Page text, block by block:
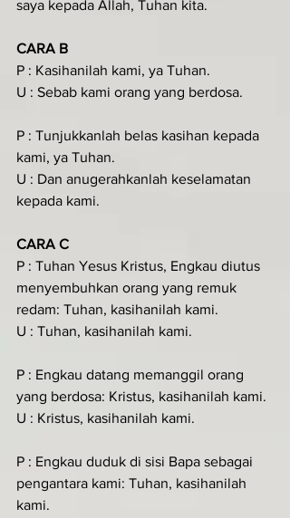
saya kepada Allah, Tuhan kita.
CARA B
P : Kasihanilah kami, ya Tuhan.
U : Sebab kami orang yang berdosa.
P : Tunjukkanlah belas kasihan kepada
kami, ya Tuhan.
U : Dan anugerahkanlah keselamatan
kepada kami.
CARA C
P : Tuhan Yesus Kristus, Engkau diutus
menyembuhkan orang yang remuk
redam: Tuhan, kasihanilah kami.
U : Tuhan, kasihanilah kami.
P : Engkau datang memanggil orang
yang berdosa: Kristus, kasihanilah kami.
U : Kristus, kasihanilah kami.
P : Engkau duduk di sisi Bapa sebagai
pengantara kami: Tuhan, kasihanilah
kami.